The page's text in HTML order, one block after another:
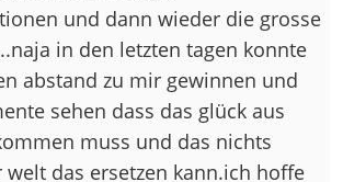
und dann wieder die grosse
in den letzten tagen konnte
abstand zu mir gewinnen und
sehen dass das glück aus
muss und das nichts
welt das ersetzen kann.ich hoffe